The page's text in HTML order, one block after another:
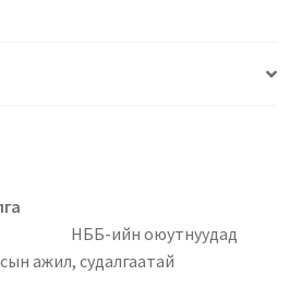
агуулга
НББ-ийн оюутнуудад
ажил, судалгаатай